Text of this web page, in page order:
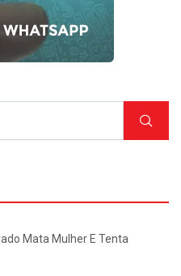
Mata Mulher E Tenta